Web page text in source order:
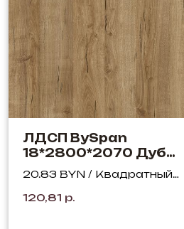
ЛДСП BySpan
18*2800*2070 Дуб
Кантри золотой 389
20.83 BYN / Квадратный
120,81 р.